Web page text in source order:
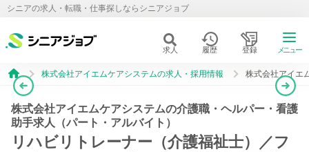
シニアの求人・転職・仕事探しならシニアジョブ
求人 履歴 登録 メニュー
株式会社アイエムケアシステムの求人・採用情報 株式会社アイエ
株式会社アイエムケアシステムの介護職・ヘルパー・看護
助手求人（パート・アルバイト）
リハビリトレーナー（介護福祉士）／フ